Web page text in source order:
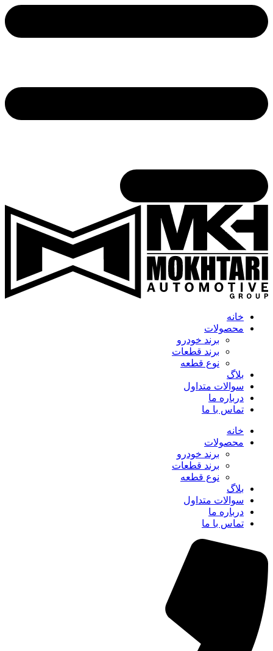
خانه
محصولات
برند خودرو
برند قطعات
نوع قطعه
بلاگ
سوالات متداول
درباره ما
تماس با ما
خانه
محصولات
برند خودرو
برند قطعات
نوع قطعه
بلاگ
سوالات متداول
درباره ما
تماس با ما